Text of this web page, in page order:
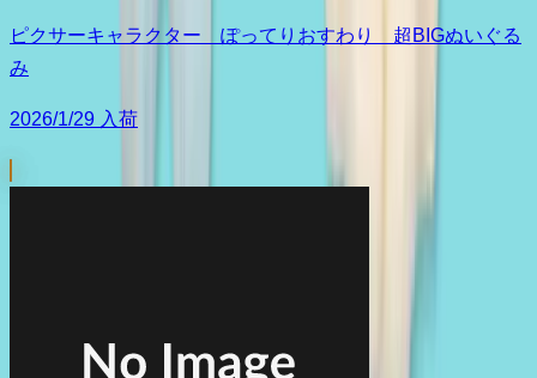
ピクサーキャラクター ぽってりおすわり 超BIGぬいぐる
み
2026/1/29 入荷